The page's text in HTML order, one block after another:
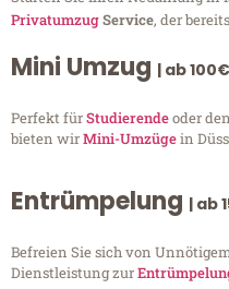
PrivatumzugService, der
Mini Umzug | ab 100€
Perfekt fürStudierendeoder
bieten wirMini-Umzügein
Entrümpelung | ab
Befreien Sie sich von
Dienstleistung zur